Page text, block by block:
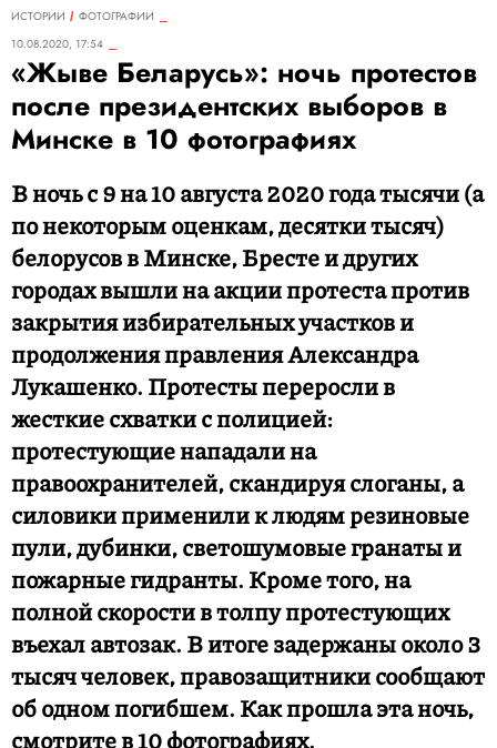
ИСТОРИИ
ФОТОГРАФИИ
10.08.2020, 17:54
«Жыве Беларусь»: ночь протестов
после президентских выборов в
Минске в 10 фотографиях
В ночь с 9 на 10 августа 2020 года тысячи (а
по некоторым оценкам, десятки тысяч)
белорусов в Минске, Бресте и других
городах вышли на акции протеста против
закрытия избирательных участков и
продолжения правления Александра
Лукашенко. Протесты переросли в
жесткие схватки с полицией:
протестующие нападали на
правоохранителей, скандируя слоганы, а
силовики применили к людям резиновые
пули, дубинки, светошумовые гранаты и
пожарные гидранты. Кроме того, на
полной скорости в толпу протестующих
въехал автозак. В итоге задержаны около 3
тысяч человек, правозащитники сообщают
об одном погибшем. Как прошла эта ночь,
смотрите в 10 фотографиях.